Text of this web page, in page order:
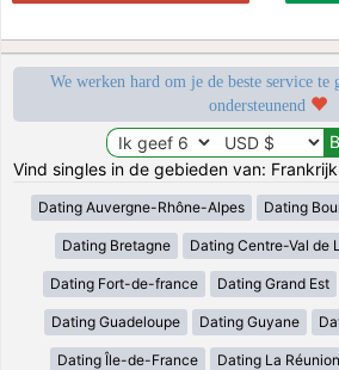
We werken hard om je de beste service te
ondersteunend
Vind singles in de gebieden van: Frankrijk
Dating Auvergne-Rhône-Alpes Dating
Dating Bretagne Dating Centre-Val de
Dating Fort-de-france Dating Grand Est
Dating Guadeloupe Dating Guyane
Dating Île-de-France Dating La Réunion